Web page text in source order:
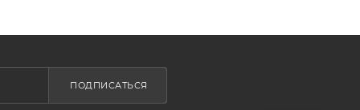
ПОДПИСАТЬСЯ